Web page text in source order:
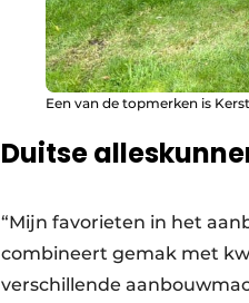
Een van de topmerken is
Duitse
“Mijn favorieten in het
combineert gemak met
verschillende